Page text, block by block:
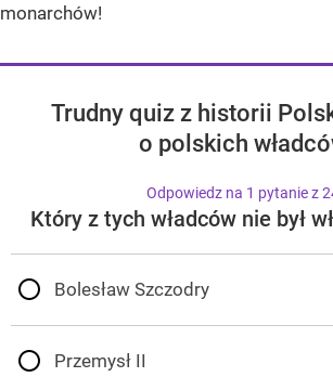
monarchów!
Trudny quiz z historii
o polskich
Odpowiedz na 1 pytanie z
Który z tych władców nie był
Bolesław Szczodry
Przemysł II